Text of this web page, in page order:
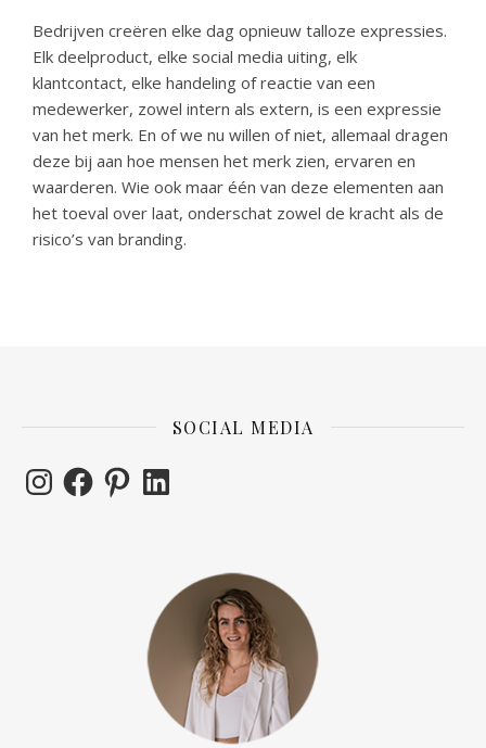
Bedrijven creëren elke dag opnieuw talloze expressies.
Elk deelproduct, elke social media uiting, elk
klantcontact, elke handeling of reactie van een
medewerker, zowel intern als extern, is een expressie
van het merk. En of we nu willen of niet, allemaal dragen
deze bij aan hoe mensen het merk zien, ervaren en
waarderen. Wie ook maar één van deze elementen aan
het toeval over laat, onderschat zowel de kracht als de
risico’s van branding.
SOCIAL MEDIA